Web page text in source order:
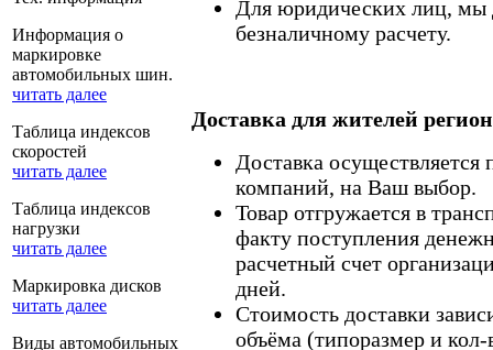
Информация о
маркировке
автомобильных шин.
читать далее
Таблица индексов
скоростей
читать далее
Таблица индексов
нагрузки
читать далее
Маркировка дисков
читать далее
Виды автомобильных
Для юридических лиц, мы
безналичному расчету.
Доставка для жителей
Доставка
компаний, на Ваш выбор.
Товар отгружается в
факту поступления
расчетный счет
дней.
Стоимость доставки
объёма (типоразмер и кол-